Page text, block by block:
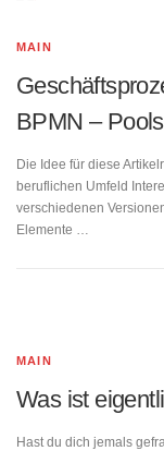
MAIN
BPMN –
Die Idee für diese
beruflichen Umfeld
verschiedenen
Elemente …
MAIN
Was ist
Hast du dich jemals